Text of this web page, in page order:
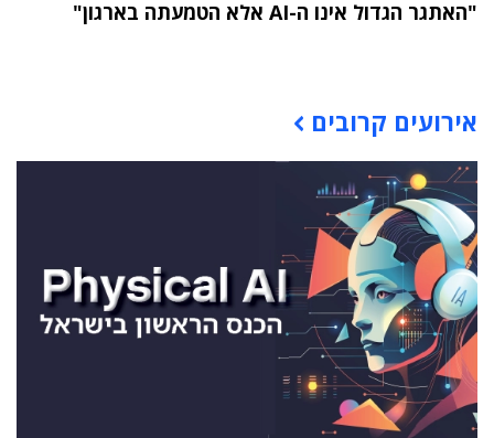
"האתגר הגדול אינו ה-AI אלא הטמעתה בארגון"
אירועים קרובים